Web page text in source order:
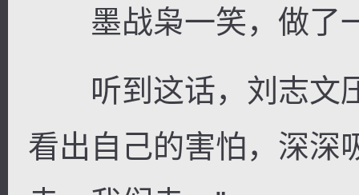
墨战枭一笑，做了一
听到这话，刘志文
看出自己的害怕，深深